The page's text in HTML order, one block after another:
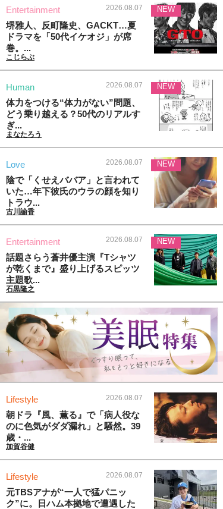
Entertainment 2026.08.07
堺雅人、反町隆史、GACKT…夏
ドラマを「50代イケオジ」が席
巻。...
こじらぶ
NEW
Human 2026.08.07
体力をつける“体力がない”問題、
どう乗り越える？50代のリアルす
ぎ...
まなたろう
NEW
Love 2026.08.07
陰で「くせえババア」と言われて
いた…年下彼氏のウラの顔を知り
トラウ...
古川諭香
NEW
Entertainment 2026.08.07
話題さらう蒼井優主演『Tシャツ
が乾くまで』盛り上げるスピッツ
主題歌...
石黒隆之
NEW
Lifestyle 2026.08.07
朝ドラ『風、薫る』で「病人役な
のに色気がダダ漏れ」と騒然。39
歳・...
加賀谷健
Lifestyle 2026.08.07
元TBSアナが“一人で猛パニッ
ク”に。日ハム本拠地で遭遇した